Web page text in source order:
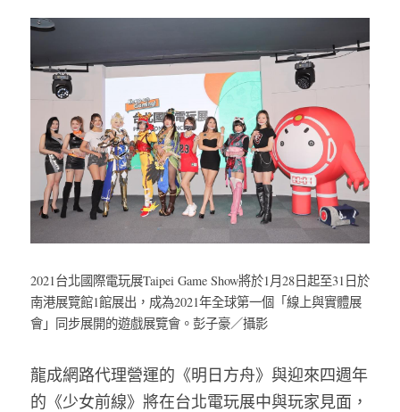
2021台北國際電玩展Taipei Game Show將於1月28日起至31日於
南港展覽館1館展出，成為2021年全球第一個「線上與實體展
會」同步展開的遊戲展覽會。彭子豪／攝影
龍成網路代理營運的《明日方舟》與迎來四週年
的《少女前線》將在台北電玩展中與玩家見面，